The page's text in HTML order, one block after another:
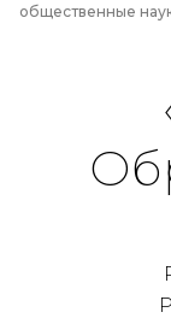
общественные